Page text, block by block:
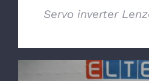
Servo inverter